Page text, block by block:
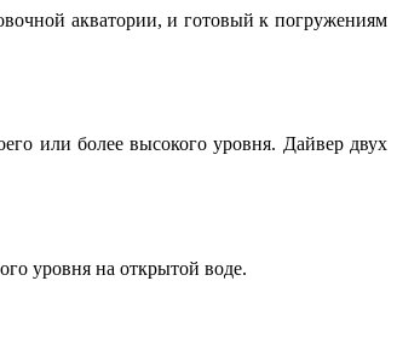
акватории, и готовый к погружениям
или более высокого уровня. Дайвер двух
уровня на открытой воде.